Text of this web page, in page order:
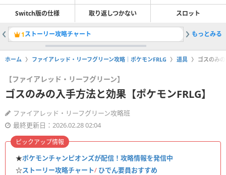
Switch版の仕様 取り返しつかない スロット
1ストーリー攻略チャート 2ポケモ
もっとみる
ホーム ファイアレッド・リーフグリーン攻略｜ポケモンFRLG 道具 ゴスのみ
【ファイアレッド・リーフグリーン】
ゴスのみの入手方法と効果【ポケモンFRLG】
ファイアレッド・リーフグリーン攻略班
最終更新日：2026.02.28 02:04
★ポケモンチャンピオンズが配信！攻略情報を発信中
☆ストーリー攻略チャート/ ひでん要員おすすめ
ピックアップ情報